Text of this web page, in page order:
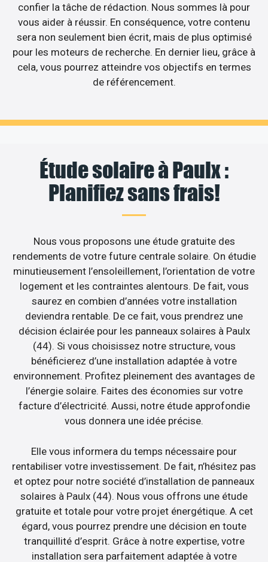
confier la tâche de rédaction. Nous sommes là pour
vous aider à réussir. En conséquence, votre contenu
sera non seulement bien écrit, mais de plus optimisé
pour les moteurs de recherche. En dernier lieu, grâce à
cela, vous pourrez atteindre vos objectifs en termes
de référencement.
Étude solaire à Paulx :
Planifiez sans frais!
Nous vous proposons une étude gratuite des
rendements de votre future centrale solaire. On étudie
minutieusement l’ensoleillement, l’orientation de votre
logement et les contraintes alentours. De fait, vous
saurez en combien d’années votre installation
deviendra rentable. De ce fait, vous prendrez une
décision éclairée pour les panneaux solaires à Paulx
(44). Si vous choisissez notre structure, vous
bénéficierez d’une installation adaptée à votre
environnement. Profitez pleinement des avantages de
l’énergie solaire. Faites des économies sur votre
facture d’électricité. Aussi, notre étude approfondie
vous donnera une idée précise.
Elle vous informera du temps nécessaire pour
rentabiliser votre investissement. De fait, n’hésitez pas
et optez pour notre société d’installation de panneaux
solaires à Paulx (44). Nous vous offrons une étude
gratuite et totale pour votre projet énergétique. A cet
égard, vous pourrez prendre une décision en toute
tranquillité d’esprit. Grâce à notre expertise, votre
installation sera parfaitement adaptée à votre